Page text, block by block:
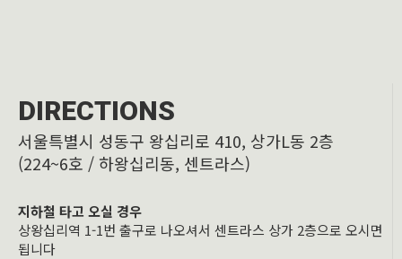
DIRECTIONS
서울특별시 성동구 왕십리로 410, 상가L동 2층
(224~6호 / 하왕십리동, 센트라스)
지하철 타고 오실 경우
상왕십리역 1-1번 출구로 나오셔서 센트라스 상가 2층으로 오시면
됩니다